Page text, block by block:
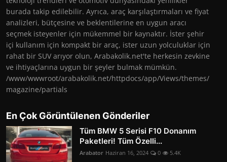
burada takip edilebilir. Ayrıca, araç karşılaştırmaları ve fiyat
analizleri, bütçesine ve beklentilerine en uygun aracı
seçmek isteyenler için mükemmel bir kaynaktır. İster şehir
içi kullanım için kompakt bir araç, ister uzun yolculuklar için
rahat bir SUV arıyor olun, Arabakolik.net'te herkesin zevkine
ve ihtiyaçlarına uygun bir şeyler bulmak mümkün.
/www/wwwroot/arabakolik.net/httpdocs/app/Views/themes/
magazine/partials
En Çok Görüntülenen Gönderiler
Tüm BMW 5 Serisi F10 Donanım
Paketleri! Tüm Özelli...
Arabator Haziran 16, 2024 0 5.4K